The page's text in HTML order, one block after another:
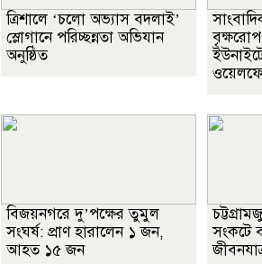
‎ত্রিশালে ‘চলো অভ্যাস বদলাই’
স্লোগানে পরিচ্ছন্নতা অভিযান
অনুষ্ঠিত
বিজয়নগরে দু’পক্ষের তুমুল
সংঘর্ষ: প্রাণ হারালেন ১ জন,
আহত ১৫ জন
সংকটে